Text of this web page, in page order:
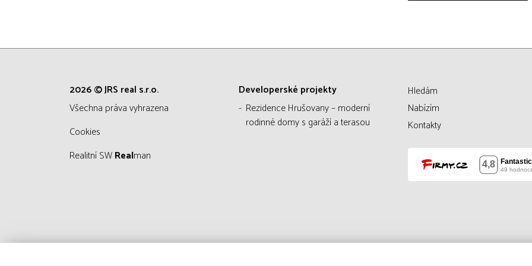
2026 © JRS real s.r.o.
všechna práva vyhrazena
Cookies
Realitní SWRealman
Developerské projekty
Rezidence Hrušovany – moderní
rodinné domy s garáží a terasou
Hledám
Nabízím
Kontakty